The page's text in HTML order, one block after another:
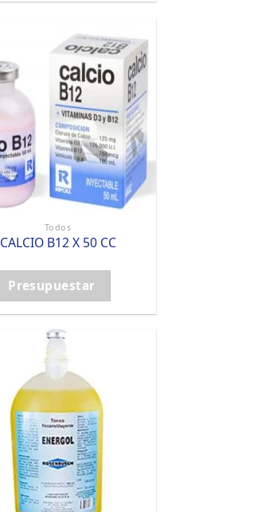
Todos
CALCIO B12 X 50 CC
Presupuestar